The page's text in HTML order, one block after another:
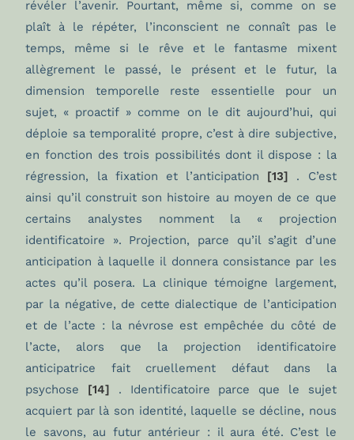
révéler l’avenir. Pourtant, même si, comme on se
plaît à le répéter, l’inconscient ne connaît pas le
temps, même si le rêve et le fantasme mixent
allègrement le passé, le présent et le futur, la
dimension temporelle reste essentielle pour un
sujet, « proactif » comme on le dit aujourd’hui, qui
déploie sa temporalité propre, c’est à dire subjective,
en fonction des trois possibilités dont il dispose : la
régression, la fixation et l’anticipation [13] . C’est
ainsi qu’il construit son histoire au moyen de ce que
certains analystes nomment la « projection
identificatoire ». Projection, parce qu’il s’agit d’une
anticipation à laquelle il donnera consistance par les
actes qu’il posera. La clinique témoigne largement,
par la négative, de cette dialectique de l’anticipation
et de l’acte : la névrose est empêchée du côté de
l’acte, alors que la projection identificatoire
anticipatrice fait cruellement défaut dans la
psychose [14] . Identificatoire parce que le sujet
acquiert par là son identité, laquelle se décline, nous
le savons, au futur antérieur : il aura été. C’est le